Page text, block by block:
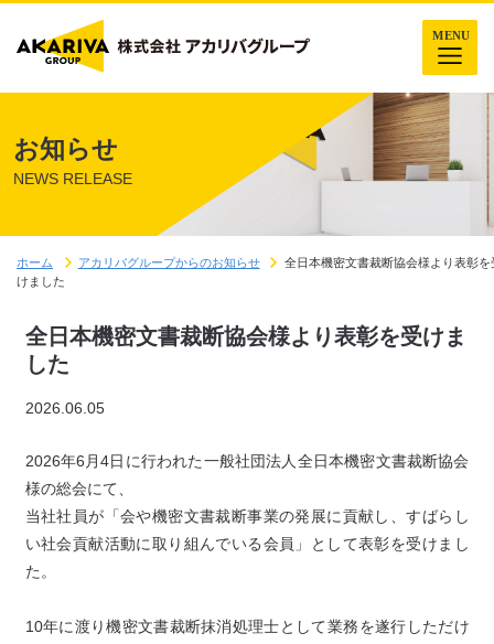
お知らせ
NEWS RELEASE
ホーム アカリバグループからのお知らせ
全日本機密文書裁断協会様より表彰を
けました
全日本機密文書裁断協会様より表彰を受けま
した
2026.06.05
2026年6月4日に行われた一般社団法人全日本機密文書裁断協会
様の総会にて、
当社社員が「会や機密文書裁断事業の発展に貢献し、すばらし
い社会貢献活動に取り組んでいる会員」として表彰を受けまし
た。
10年に渡り機密文書裁断抹消処理士として業務を遂行しただけ